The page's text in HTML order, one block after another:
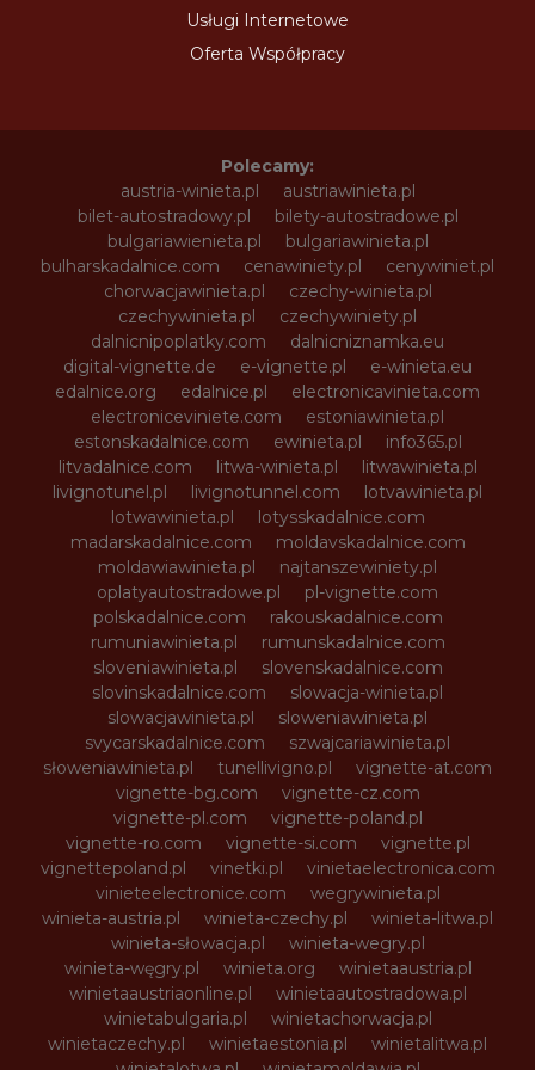
Usługi Internetowe
Oferta Współpracy
Polecamy:
austria-winieta.pl
austriawinieta.pl
bilet-autostradowy.pl
bilety-autostradowe.pl
bulgariawienieta.pl
bulgariawinieta.pl
bulharskadalnice.com
cenawiniety.pl
cenywiniet.pl
chorwacjawinieta.pl
czechy-winieta.pl
czechywinieta.pl
czechywiniety.pl
dalnicnipoplatky.com
dalnicniznamka.eu
digital-vignette.de
e-vignette.pl
e-winieta.eu
edalnice.org
edalnice.pl
electronicavinieta.com
electroniceviniete.com
estoniawinieta.pl
estonskadalnice.com
ewinieta.pl
info365.pl
litvadalnice.com
litwa-winieta.pl
litwawinieta.pl
livignotunel.pl
livignotunnel.com
lotvawinieta.pl
lotwawinieta.pl
lotysskadalnice.com
madarskadalnice.com
moldavskadalnice.com
moldawiawinieta.pl
najtanszewiniety.pl
oplatyautostradowe.pl
pl-vignette.com
polskadalnice.com
rakouskadalnice.com
rumuniawinieta.pl
rumunskadalnice.com
sloveniawinieta.pl
slovenskadalnice.com
slovinskadalnice.com
slowacja-winieta.pl
slowacjawinieta.pl
sloweniawinieta.pl
svycarskadalnice.com
szwajcariawinieta.pl
słoweniawinieta.pl
tunellivigno.pl
vignette-at.com
vignette-bg.com
vignette-cz.com
vignette-pl.com
vignette-poland.pl
vignette-ro.com
vignette-si.com
vignette.pl
vignettepoland.pl
vinetki.pl
vinietaelectronica.com
vinieteelectronice.com
wegrywinieta.pl
winieta-austria.pl
winieta-czechy.pl
winieta-litwa.pl
winieta-słowacja.pl
winieta-wegry.pl
winieta-węgry.pl
winieta.org
winietaaustria.pl
winietaaustriaonline.pl
winietaautostradowa.pl
winietabulgaria.pl
winietachorwacja.pl
winietaczechy.pl
winietaestonia.pl
winietalitwa.pl